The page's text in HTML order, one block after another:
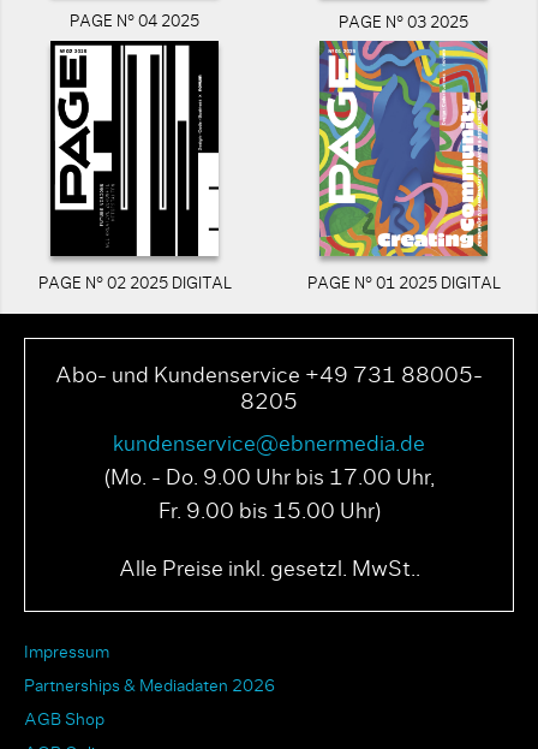
PAGE N° 04 2025 PAGE N° 03 2025
PAGE N° 02 2025 DIGITAL PAGE N° 01 2025 DIGITAL
Abo- und Kundenservice +49 731 88005-
8205
kundenservice@ebnermedia.de
(Mo. - Do. 9.00 Uhr bis 17.00 Uhr,
Fr. 9.00 bis 15.00 Uhr)
Alle Preise inkl. gesetzl. MwSt..
Impressum
Partnerships & Mediadaten 2026
AGB Shop